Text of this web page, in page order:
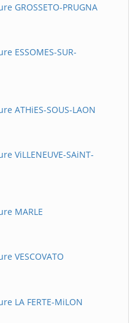
GROSSETO-PRUGNA
ESSOMES-SUR-
ATHiES-SOUS-LAON
ViLLENEUVE-SAiNT-
MARLE
VESCOVATO
LA FERTE-MiLON